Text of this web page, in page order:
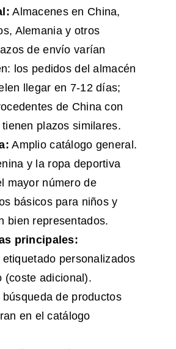
Almacenes en China,
Alemania y otros
de envío varían
los pedidos del almacén
llegar en 7-12 días;
de China con
plazos similares.
Amplio catálogo general.
y la ropa deportiva
mayor número de
básicos para niños y
bien representados.
principales:
personalizados
(coste adicional).
de productos
en el catálogo